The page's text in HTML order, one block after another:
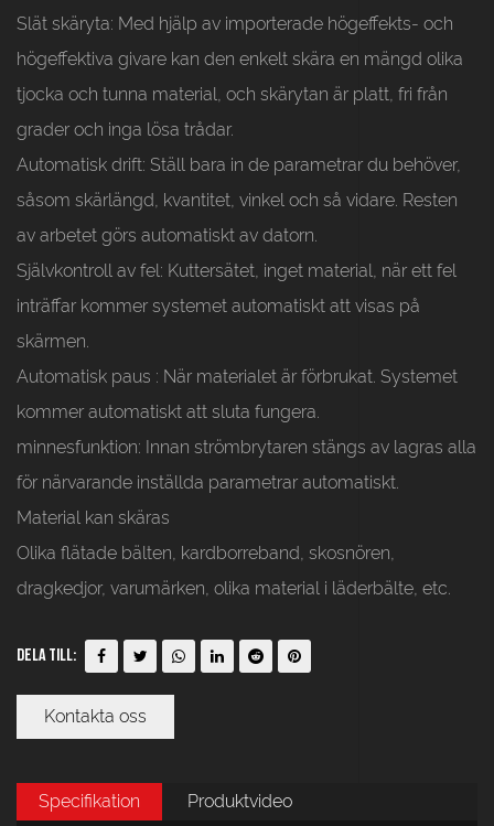
Slät skäryta: Med hjälp av importerade högeffekts- och
högeffektiva givare kan den enkelt skära en mängd olika
tjocka och tunna material, och skärytan är platt, fri från
grader och inga lösa trådar.
Automatisk drift: Ställ bara in de parametrar du behöver,
såsom skärlängd, kvantitet, vinkel och så vidare. Resten
av arbetet görs automatiskt av datorn.
Självkontroll av fel: Kuttersätet, inget material, när ett fel
inträffar kommer systemet automatiskt att visas på
skärmen.
Automatisk paus : När materialet är förbrukat. Systemet
kommer automatiskt att sluta fungera.
minnesfunktion: Innan strömbrytaren stängs av lagras alla
för närvarande inställda parametrar automatiskt.
Material kan skäras
Olika flätade bälten, kardborreband, skosnören,
dragkedjor, varumärken, olika material i läderbälte, etc.
Dela till:
Kontakta oss
Specifikation Produktvideo